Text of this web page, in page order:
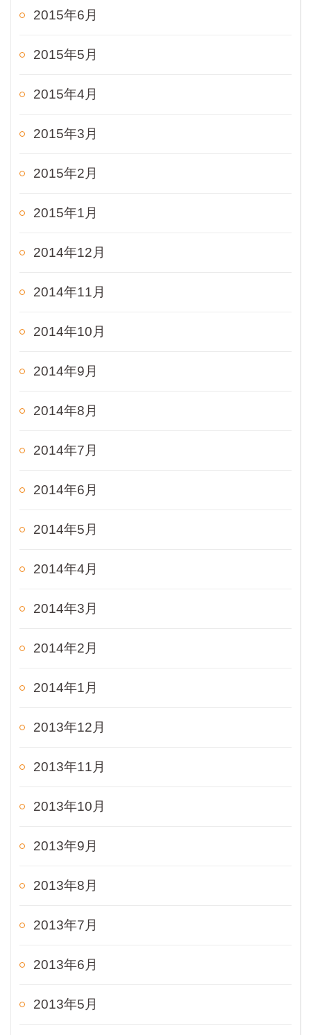
2015年6月
2015年5月
2015年4月
2015年3月
2015年2月
2015年1月
2014年12月
2014年11月
2014年10月
2014年9月
2014年8月
2014年7月
2014年6月
2014年5月
2014年4月
2014年3月
2014年2月
2014年1月
2013年12月
2013年11月
2013年10月
2013年9月
2013年8月
2013年7月
2013年6月
2013年5月